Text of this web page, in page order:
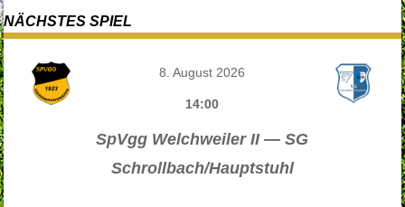
NÄCHSTES SPIEL
8. August 2026
14:00
SpVgg Welchweiler II — SG
Schrollbach/Hauptstuhl